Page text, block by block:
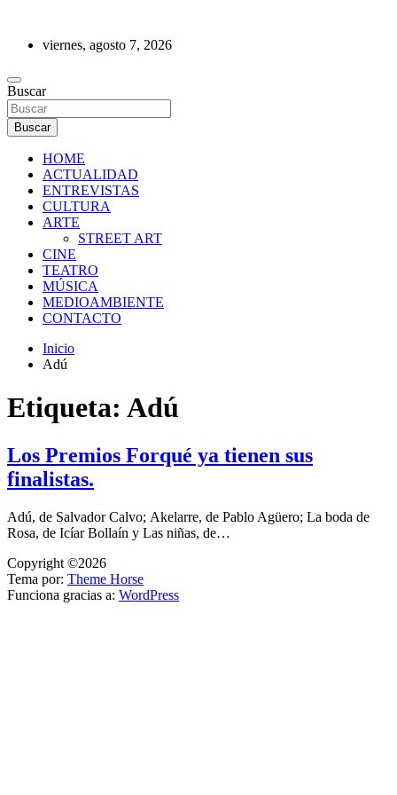
contenidoviernes, agosto 7, 2026
REVISTA DE PRENSA
Buscar
Buscar
HOME
ACTUALIDAD
ENTREVISTAS
CULTURA
ARTE
STREET ART
CINE
TEATRO
MÚSICA
MEDIOAMBIENTE
CONTACTO
Inicio
Adú
Etiqueta: Adú
Los Premios Forqué ya tienen sus
finalistas.
Adú, de Salvador Calvo; Akelarre, de Pablo Agüero; La boda de
Rosa, de Icíar Bollaín y Las niñas, de…
Copyright ©2026
Tema por: Theme Horse
Funciona gracias a: WordPress